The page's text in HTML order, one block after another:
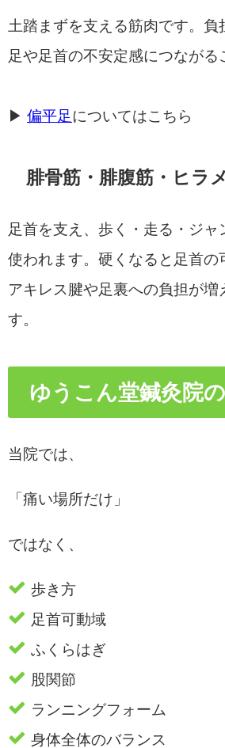
土踏まずを支える筋肉です。負
足や足首の不安定感につながる
▶ 偏平足 についてはこちら
腓骨筋・腓腹筋・ヒラ
足首を支え、歩く・走る・ジャ
使われます。硬くなると足首の
アキレス腱や足裏への負担が増
す。
ゆうこん堂鍼灸院
当院では、
「痛い場所だけ」
ではなく、
歩き方
足首可動域
ふくらはぎ
股関節
ランニングフォーム
身体全体のバランス